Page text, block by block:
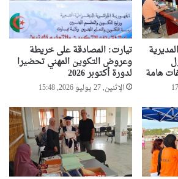
المديرية
هامة
تيارت: المصادقة على خريطة
وعروض التكوين المهني تحضيرا
لدورة أكتوبر 2026
الإثنين, 27 يوليو 2026, 15:48